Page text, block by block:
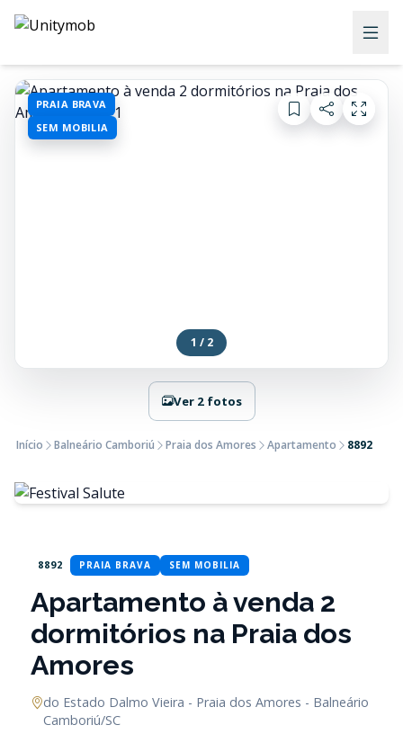
PRAIA BRAVA
SEM MOBILIA
1 / 2
Ver 2 fotos
Início Balneário Camboriú Praia dos Amores Apartamento 8892
8892 PRAIA BRAVA SEM MOBILIA
Apartamento à venda 2
dormitórios na Praia dos
Amores
do Estado Dalmo Vieira - Praia dos Amores - Balneário
Camboriú/SC